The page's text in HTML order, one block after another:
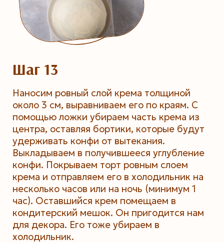
Шаг 13
Наносим ровный слой крема толщиной
около 3 см, выравниваем его по краям. С
помощью ложки убираем часть крема из
центра, оставляя бортики, которые будут
удерживать конфи от вытекания.
Выкладываем в получившееся углубление
конфи. Покрываем торт ровным слоем
крема и отправляем его в холодильник на
несколько часов или на ночь (минимум 1
час). Оставшийся крем помещаем в
кондитерский мешок. Он пригодится нам
для декора. Его тоже убираем в
холодильник.